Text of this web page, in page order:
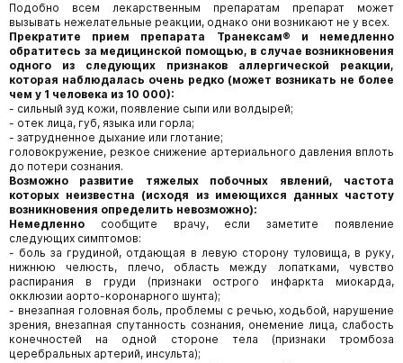
Подобно всем лекарственным препаратам препарат может
вызывать нежелательные реакции, однако они возникают не у всех.
Прекратите прием препарата Транексам® и немедленно
обратитесь за медицинской помощью, в случае возникновения
одного из следующих признаков аллергической реакции,
которая наблюдалась очень редко (может возникать не более
чем у 1 человека из 10 000):
- сильный зуд кожи, появление сыпи или волдырей;
- отек лица, губ, языка или горла;
- затрудненное дыхание или глотание;
головокружение, резкое снижение артериального давления вплоть
до потери сознания.
Возможно развитие тяжелых побочных явлений, частота
которых неизвестна (исходя из имеющихся данных частоту
возникновения определить невозможно):
Немедленно сообщите врачу, если заметите появление
следующих симптомов:
- боль за грудиной, отдающая в левую сторону туловища, в руку,
нижнюю челюсть, плечо, область между лопатками, чувство
распирания в груди (признаки острого инфаркта миокарда,
окклюзии аорто-коронарного шунта);
- внезапная головная боль, проблемы с речью, ходьбой, нарушение
зрения, внезапная спутанность сознания, онемение лица, слабость
конечностей на одной стороне тела (признаки тромбоза
церебральных артерий, инсульта);